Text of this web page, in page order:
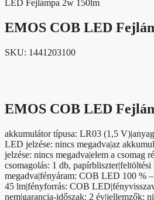
LED Fejlámpa 2w 150lm
EMOS COB LED
SKU: 1441203100
EMOS COB LED
akkumulátor típusa: LR03 (1,5
LED jelzése: nincs megadva|az
jelzése: nincs megadva|elem a csomag
csomagolás: 1 db,
megadva|fényáram: COB LED 100 %
45 lm|fényforrás: COB
nem|garancia-időszak: 2 év|jellemzők: